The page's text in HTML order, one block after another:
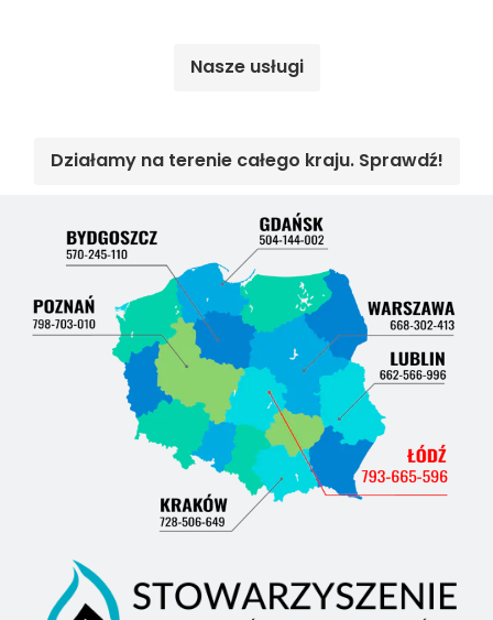
Nasze usługi
Działamy na terenie całego kraju. Sprawdź!